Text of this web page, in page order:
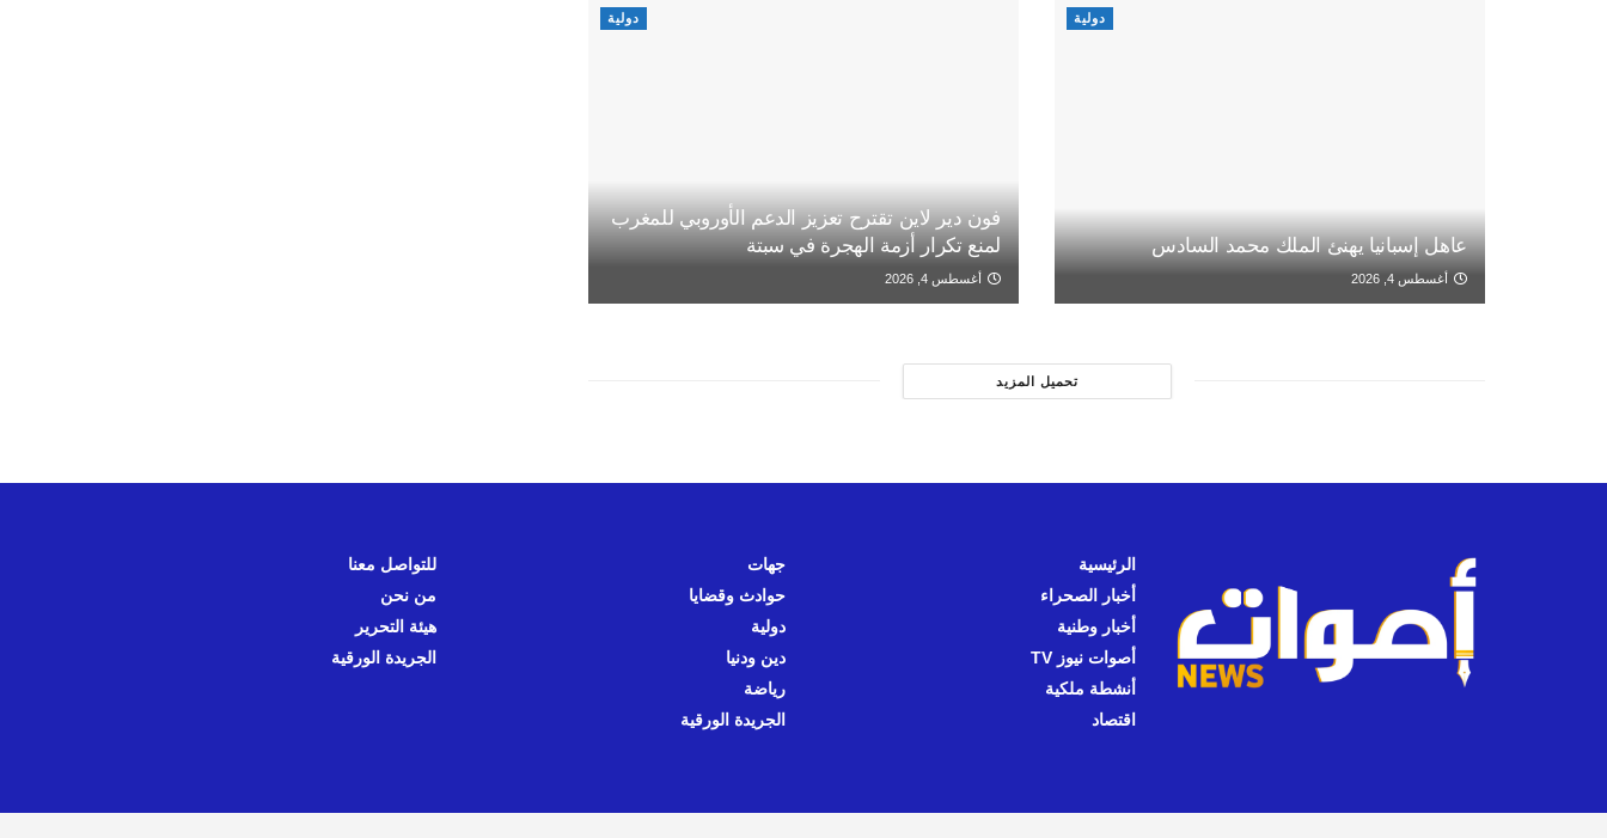
دولية
عاهل إسبانيا يهنئ الملك محمد السادس
أغسطس 4, 2026
دولية
فون دير لاين تقترح تعزيز الدعم الأوروبي للمغرب
لمنع تكرار أزمة الهجرة في سبتة
أغسطس 4, 2026
تحميل المزيد
الرئيسية
أخبار الصحراء
أخبار وطنية
أصوات نيوز TV
أنشطة ملكية
اقتصاد
جهات
حوادث وقضايا
دولية
دين ودنيا
رياضة
الجريدة الورقية
للتواصل معنا
من نحن
هيئة التحرير
الجريدة الورقية